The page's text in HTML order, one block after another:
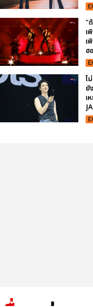
"
เ
เ
ฮ
ไ
ยั
เ